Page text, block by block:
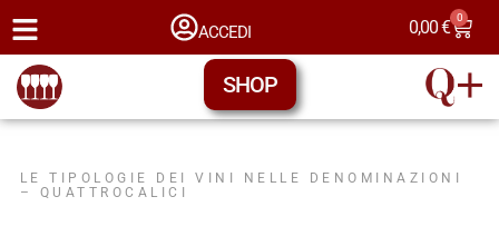
ACCEDI 0,00€ 0
SHOP
LE TIPOLOGIE DEI VINI NELLE DENOMINAZIONI
– QUATTROCALICI